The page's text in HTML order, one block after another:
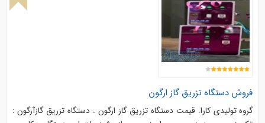
فروش دستگاه تزریق گاز ارگون
گروه تولیدی کارا. قیمت دستگاه تزریق گاز ارگون . دستگاه تزریق گازآرگون :